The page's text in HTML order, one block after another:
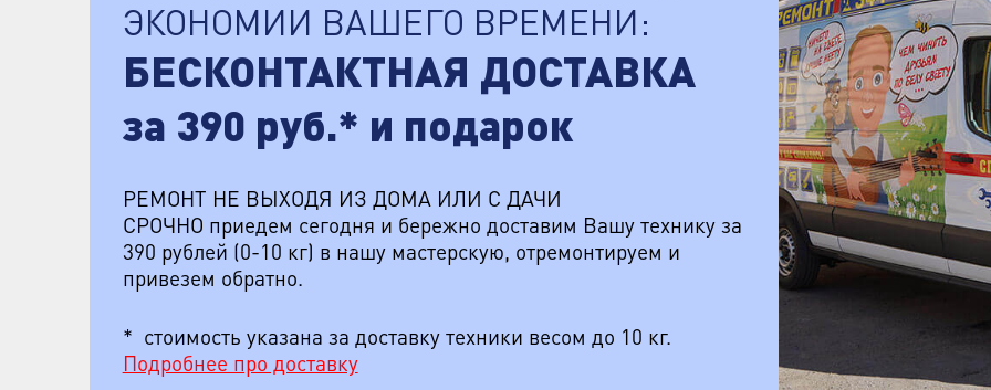
ЭКОНОМИИ ВАШЕГО ВРЕМЕНИ:
БЕСКОНТАКТНАЯ ДОСТАВКА
за 390 руб.* и подарок
РЕМОНТ НЕ ВЫХОДЯ ИЗ ДОМА ИЛИ С ДАЧИ
СРОЧНО приедем сегодня и бережно доставим Вашу технику за
390 рублей (0-10 кг) в нашу мастерскую, отремонтируем и
привезем обратно.
* стоимость указана за доставку техники весом до 10 кг.
Подробнее про доставку